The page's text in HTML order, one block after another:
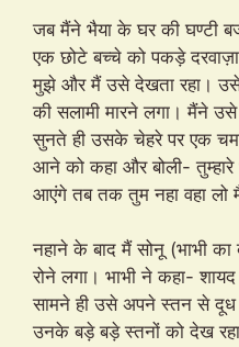
जब मैंने भैया के घर की घण्टी
एक छोटे बच्चे को पकड़े
मुझे और मैं उसे देखता रहा।
की सलामी मारने लगा। मैंने उसे
सुनते ही उसके चेहरे पर एक
आने को कहा और बोली-
आएंगे तब तक तुम नहा वहा लो
नहाने के बाद मैं सोनू (भाभी का
रोने लगा। भाभी ने कहा-
सामने ही उसे अपने स्तन से दूध
उनके बड़े बड़े स्तनों को देख